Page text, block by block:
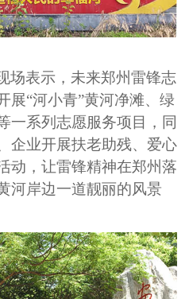
场表示，未来郑州雷锋志
展“河小青”黄河净滩、绿
一系列志愿服务项目，同
企业开展扶老助残、爱心
动，让雷锋精神在郑州落
河岸边一道靓丽的风景